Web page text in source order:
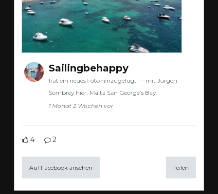
Sailingbehappy
hat ein neues Foto hinzugefügt — mit Jürgen
Sombrey hier: Malta San George’s Bay.
1 Monat 2 Wochen vor
4 2
Auf Facebook ansehen Teilen